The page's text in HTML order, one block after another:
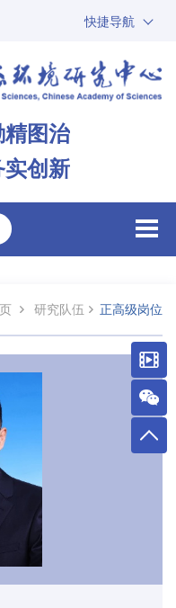
快捷导航
ARP
邮箱
图治
创新
研究队伍 正高级岗位